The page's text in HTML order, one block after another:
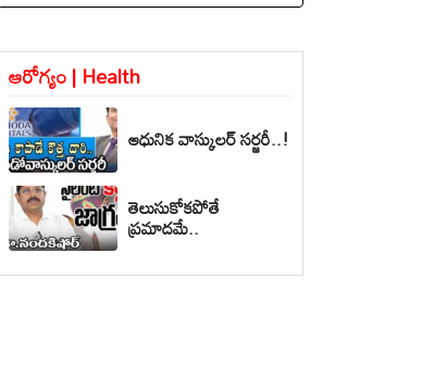
ఆరోగ్యం | Health
ఆధునిక వాస్కులర్ సర్జరీ..!
తెలుసుకోకపోతే
ప్రమాదమే..